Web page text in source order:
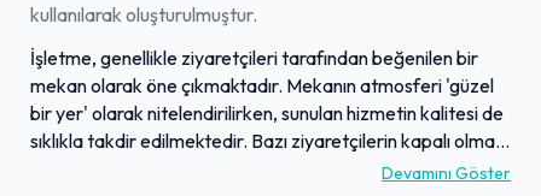
kullanılarak oluşturulmuştur.
İşletme, genellikle ziyaretçileri tarafından beğenilen bir
mekan olarak öne çıkmaktadır. Mekanın atmosferi 'güzel
bir yer' olarak nitelendirilirken, sunulan hizmetin kalitesi de
sıklıkla takdir edilmektedir. Bazı ziyaretçilerin kapalı olması
nedeniyle deneyimleyemese de, mekana olan ilgi ve
Devamını Göster